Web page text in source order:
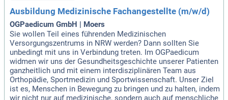
Ausbildung Medizinische Fachangestellte (m/w/d)
OGPaedicum GmbH | Moers
Sie wollen Teil eines führenden Medizinischen
Versorgungszentrums in NRW werden? Dann sollten Sie
unbedingt mit uns in Verbindung treten. Im OGPaedicum
widmen wir uns der Gesundheitsgeschichte unserer Patienten
ganzheitlich und mit einem interdisziplinären Team aus
Orthopädie, Sportmedizin und Sportwissenschaft. Unser Ziel
ist es, Menschen in Bewegung zu bringen und zu halten, indem
wir nicht nur auf medizinische, sondern auch auf menschliche